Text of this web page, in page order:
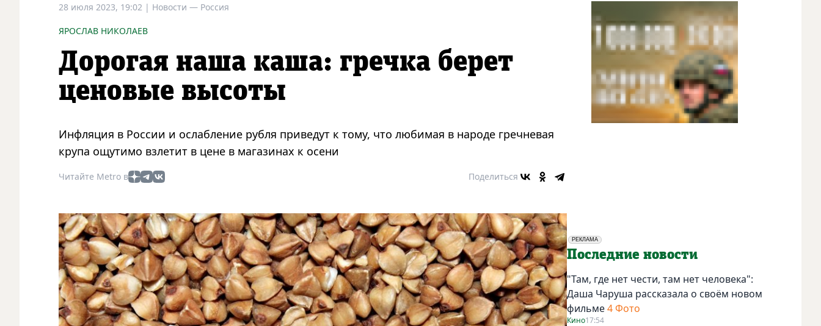
28 июля 2023, 19:02 | Новости — Россия
ЯРОСЛАВ НИКОЛАЕВ
Дорогая наша каша: гречка берет
ценовые высоты
Инфляция в России и ослабление рубля приведут к тому, что любимая в народе гречневая
крупа ощутимо взлетит в цене в магазинах к осени
Читайте Metro в Поделиться
РЕКЛАМА
Социальная реклама
Последние новости
"Там, где нет чести, там нет человека":
Даша Чаруша рассказала о своём новом
фильме4 Фото
Кино17:54